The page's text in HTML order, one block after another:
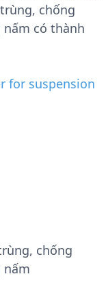
chống
có thành
for suspension
chống
nấm